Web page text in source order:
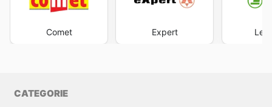
Comet Expert
CATEGORIE